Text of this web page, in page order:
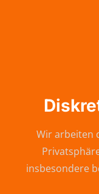
Wir arbeiten
insbesondere